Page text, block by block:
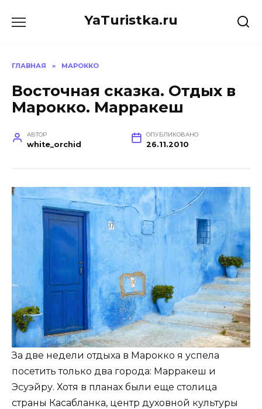
YaTuristka.ru
ГЛАВНАЯ » МАРОККО
Восточная сказка. Отдых в
Марокко. Марракеш
АВТОР
white_orchid
ОПУБЛИКОВАНО
26.11.2010
За две недели отдыха в Марокко я успела
посетить только два города: Марракеш и
Эсуэйру. Хотя в планах были еще столица
страны Касабланка, центр духовной культуры